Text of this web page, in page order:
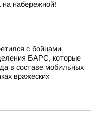
на набережной!
с бойцами
БАРС, которые
в составе мобильных
вражеских